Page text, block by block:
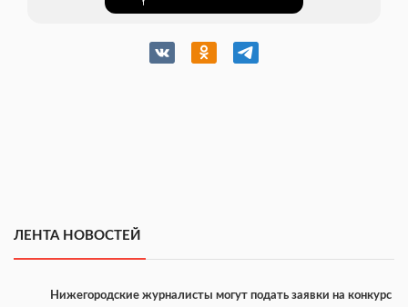
ЛЕНТА НОВОСТЕЙ
Нижегородские журналисты могут подать заявки на конкурс